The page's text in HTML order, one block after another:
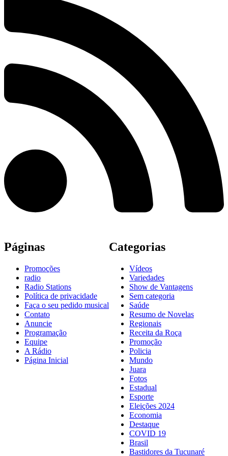
Páginas
Promoções
radio
Radio Stations
Política de privacidade
Faça o seu pedido musical
Contato
Anuncie
Programação
Equipe
A Rádio
Página Inicial
Categorias
Vídeos
Variedades
Show de Vantagens
Sem categoria
Saúde
Resumo de Novelas
Regionais
Receita da Roça
Promoção
Policia
Mundo
Juara
Fotos
Estadual
Esporte
Eleições 2024
Economia
Destaque
COVID 19
Brasil
Bastidores da Tucunaré